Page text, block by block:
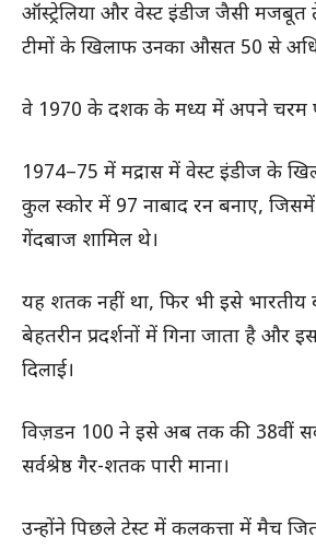
ऑस्ट्रेलिया और वेस्ट इंडीज जैसी मजबूत
टीमों के खिलाफ उनका औसत 50 से
वे 1970 के दशक के मध्य में अपने चरम
1974–75 में मद्रास में वेस्ट इंडीज के
कुल स्कोर में 97 नाबाद रन बनाए, जिसमें
गेंदबाज शामिल थे।
यह शतक नहीं था, फिर भी इसे भारतीय
बेहतरीन प्रदर्शनों में गिना जाता है और
दिलाई।
विज़डन 100 ने इसे अब तक की 38वीं
सर्वश्रेष्ठ गैर-शतक पारी माना।
उन्होंने पिछले टेस्ट में कलकत्ता में मैच